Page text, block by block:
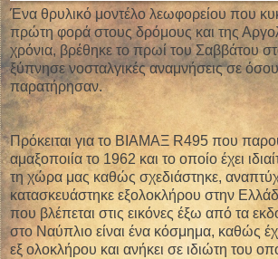
Ένα θρυλικό μοντέλο λεωφορείου που
πρώτη φορά στους δρόμους και της
χρόνια, βρέθηκε το πρωί του Σαββάτου
ξύπνησε νοσταλγικές αναμνήσεις σε
παρατήρησαν.
Πρόκειται για το ΒΙΑΜΑΞ R495 που
αμαξοποιία το 1962 και το οποίο έχει
τη χώρα μας καθώς σχεδιάστηκε,
κατασκευάστηκε εξολοκλήρου στην
που βλέπεται στις εικόνες έξω από τα
στο Ναύπλιο είναι ένα κόσμημα, καθώς
εξ ολοκλήρου και ανήκει σε ιδιώτη του